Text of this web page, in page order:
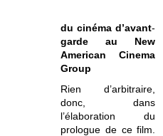
du cinéma d’avant-
garde au New
American Cinema
Group
Rien d’arbitraire,
donc, dans
l’élaboration du
prologue de ce film.